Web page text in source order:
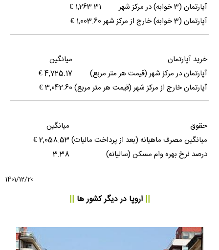
1,263.31 €
آپارتمان (3 خوابه) در مرکز شهر
1,003.60 €
آپارتمان (3 خوابه) خارج از مرکز شهر
میانگین
خرید آپارتمان
4,725.17 €
آپارتمان در مرکز شهر (قیمت هر متر مربع)
3,042.60 € آپارتمان خارج از مرکز شهر (قیمت هر متر مربع)
میانگین
حقوق
2,058.53 € میانگین مصرف ماهیانه (بعد از پرداخت مالیات)
3.38
درصد نرخ بهره وام مسکن (سالیانه)
1401/12/20
||اروپا در دیگر کشور ها ||